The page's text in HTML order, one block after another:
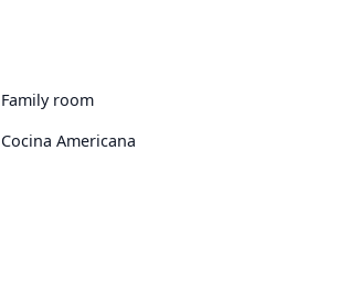
Family room
Cocina Americana